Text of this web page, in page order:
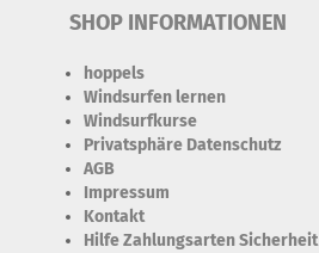
SHOP INFORMATIONEN
hoppels
Windsurfen lernen
Windsurfkurse
Privatsphäre Datenschutz
AGB
Impressum
Kontakt
Hilfe Zahlungsarten Sicherheit